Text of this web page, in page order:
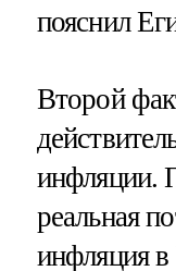
пояснил
Второй
инфляции.
реальная
инфляция в